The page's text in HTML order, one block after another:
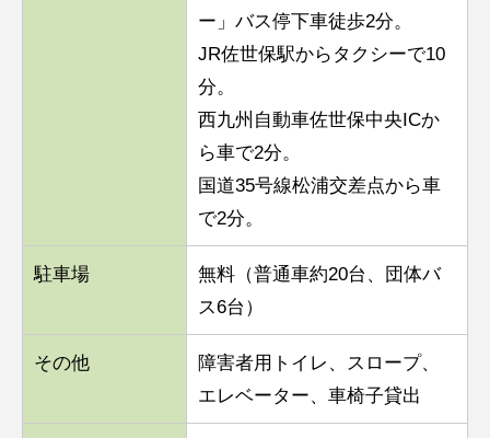
ー」バス停下車徒歩2分。
JR佐世保駅からタクシーで10
分。
西九州自動車佐世保中央ICか
ら車で2分。
国道35号線松浦交差点から車
で2分。
駐車場
無料（普通車約20台、団体バ
ス6台）
その他
障害者用トイレ、スロープ、
エレベーター、車椅子貸出